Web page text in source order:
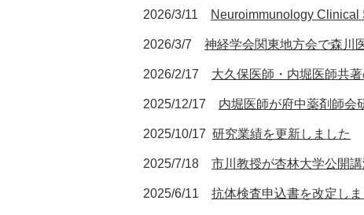
2026/3/11 Neuroimmunology Clinical
2026/3/7 神経学会関東地方会で森川
2026/2/17 大久保医師・内堀医師共
2025/12/17 内堀医師が府中薬剤師会
2025/10/17 研究業績を更新しました
2025/7/18 市川教授が杏林大学公開
2025/6/11 抗体検査申込書を改定しま